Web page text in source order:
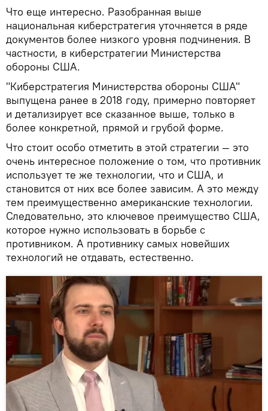
Что еще интересно. Разобранная выше
национальная киберстратегия уточняется в ряде
документов более низкого уровня подчинения. В
частности, в киберстратегии Министерства
обороны США.
"Киберстратегия Министерства обороны США"
выпущена ранее в 2018 году, примерно повторяет
и детализирует все сказанное выше, только в
более конкретной, прямой и грубой форме.
Что стоит особо отметить в этой стратегии — это
очень интересное положение о том, что противник
использует те же технологии, что и США, и
становится от них все более зависим. А это между
тем преимущественно американские технологии.
Следовательно, это ключевое преимущество США,
которое нужно использовать в борьбе с
противником. А противнику самых новейших
технологий не отдавать, естественно.